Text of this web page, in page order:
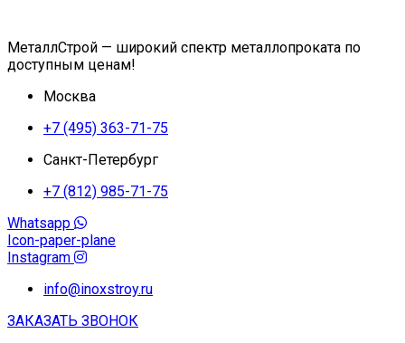
МеталлСтрой — широкий спектр металлопроката по
доступным ценам!
Москва
+7 (495) 363-71-75
Санкт-Петербург
+7 (812) 985-71-75
Whatsapp
Icon-paper-plane
Instagram
info@inoxstroy.ru
ЗАКАЗАТЬ ЗВОНОК